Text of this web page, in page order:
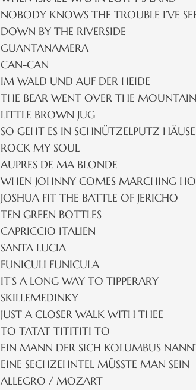
NOBODY KNOWS THE TROUBLE I’VE
DOWN BY THE RIVERSIDE
GUANTANAMERA
CAN-CAN
IM WALD UND AUF DER HEIDE
THE BEAR WENT OVER THE MOUNTAIN
LITTLE BROWN JUG
SO GEHT ES IN SCHNÜTZELPUTZ
ROCK MY SOUL
AUPRES DE MA BLONDE
WHEN JOHNNY COMES MARCHING
JOSHUA FIT THE BATTLE OF JERICHO
TEN GREEN BOTTLES
CAPRICCIO ITALIEN
SANTA LUCIA
FUNICULI FUNICULA
IT’S A LONG WAY TO TIPPERARY
SKILLEMEDINKY
JUST A CLOSER WALK WITH THEE
TO TATAT TITITITI TO
EIN MANN DER SICH KOLUMBUS
EINE SECHZEHNTEL MÜSSTE MAN SEIN
ALLEGRO / MOZART